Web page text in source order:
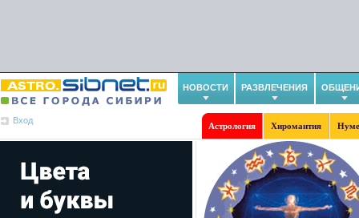
НОВОСТИ РАЗВЛЕЧЕНИЯ
Вход
Астрология Хиромантия